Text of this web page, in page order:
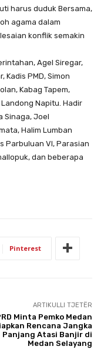
harus duduk Bersama,
agama dalam
konflik semakin
Agel Siregar,
Kadis PMD, Simon
Kabag Tapem,
Napitu. Hadir
Sinaga, Joel
Halim Lumban
Parbuluan VI, Parasian
dan beberapa
Pinterest
ARTIKULLI TJETËR
Minta Pemko Medan
Rencana Jangka
Panjang Atasi Banjir di
Medan Selayang